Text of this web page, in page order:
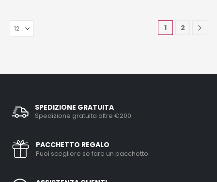
1 2
SPEDIZIONE GRATUITA
Spedizione gratuita oltre €200
PACCHETTO REGALO
Puoi scegliere se fare un pacchetto.